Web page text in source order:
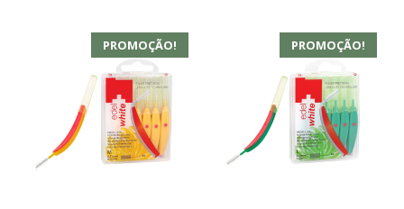
PROMOÇÃO! PROMOÇÃO!